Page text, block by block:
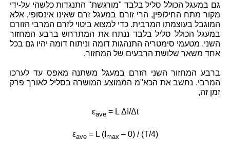
גם במעגל הכולל סליל בלבד "מורגשת" התנגדות כלשהי על-ידי
מקור מתח החילופין, הרי זורם במעגל זרם שאינו אינסופי, אלא
המוגבל בעוצמתו המרבית. כדי למצוא ביטוי לזרם המרבי הזורם
במעגל הכולל סליל בלבד ננתח את המתרחש ברבע המחזור
השני. מטעמי סימטריה התנהגות דומה וניתוח דומה יהיו גם בכל
אחד משאר שלושת הרבעים של המחזור.
ברבע המחזור השני הזרם במעגל משתנה מאפס עד לערכו
המרבי. נחשב את הכא"מ הממוצע המושרה בסליל לאורך פרק
זמן זה,
εave= L ΔI/Δt
εave= L (I max – 0) / (T/4)